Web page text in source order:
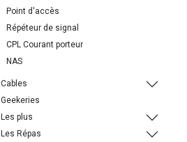
Point d'accès
Répéteur de signal
CPL Courant porteur
NAS
Cables
Geekeries
Les plus
Les Répas